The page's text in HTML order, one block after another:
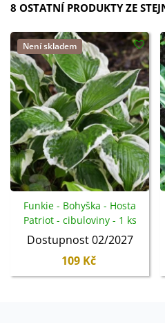
8 OSTATNÍ PRODUKTY ZE
Není skladem
Funkie - Bohyška - Hosta
Patriot - cibuloviny - 1 ks
Dostupnost 02/2027
109 Kč